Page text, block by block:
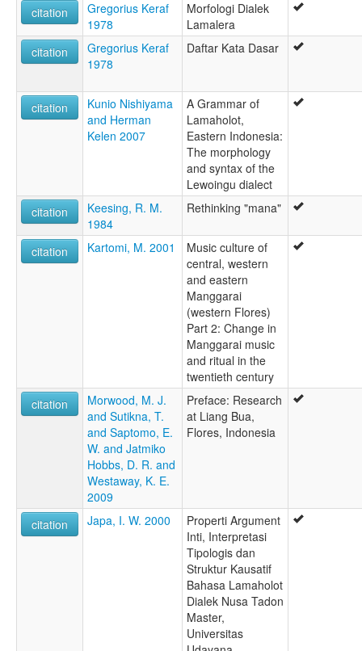
citation
Gregorius Keraf
1978
Morfologi Dialek
Lamalera
citation
Gregorius Keraf
1978
Daftar Kata Dasar
citation
Kunio Nishiyama
and Herman
Kelen 2007
A Grammar of
Lamaholot,
Eastern Indonesia:
The morphology
and syntax of the
Lewoingu dialect
citation
Keesing, R. M.
1984
Rethinking "mana"
citation Kartomi, M. 2001
Music culture of
central, western
and eastern
Manggarai
(western Flores)
Part 2: Change in
Manggarai music
and ritual in the
twentieth century
citation
Morwood, M. J.
and Sutikna, T.
and Saptomo, E.
W. and Jatmiko
Hobbs, D. R. and
Westaway, K. E.
2009
Preface: Research
at Liang Bua,
Flores, Indonesia
citation Japa, I. W. 2000
Properti Argument
Inti, Interpretasi
Tipologis dan
Struktur Kausatif
Bahasa Lamaholot
Dialek Nusa Tadon
Master,
Universitas